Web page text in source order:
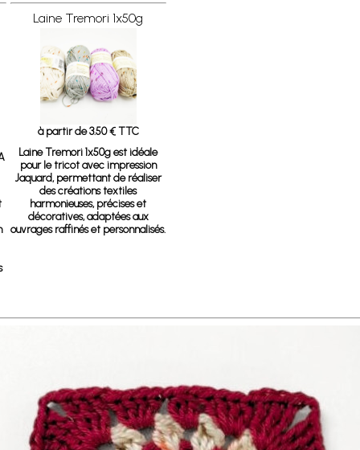
Laine Tremori 1x50g
à partir de 3.50 € TTC
Laine Tremori 1x50gest idéale
pour le tricot avec impression
Jaquard, permettant de réaliser
des créations textiles
harmonieuses, précises et
décoratives, adaptées aux
ouvrages raffinés et personnalisés.